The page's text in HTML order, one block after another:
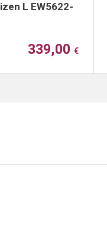
L EW5622-
339,00 €